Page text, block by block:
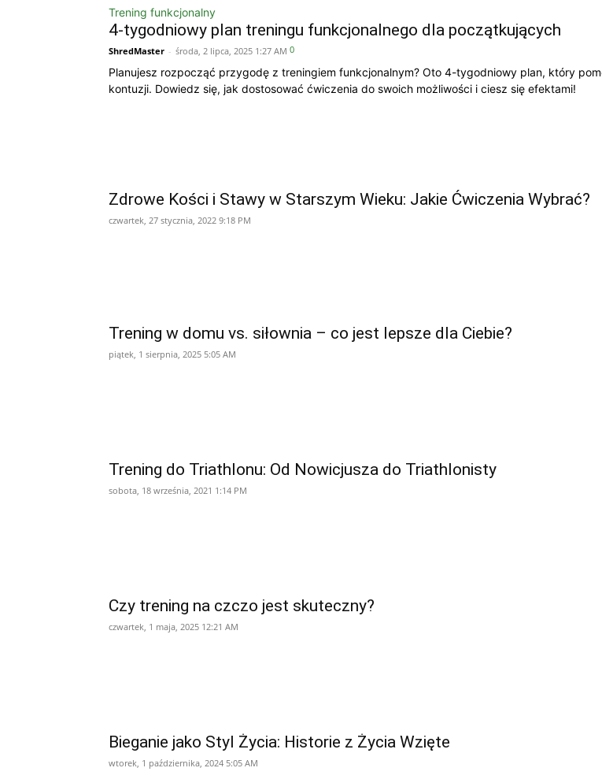
Trening funkcjonalny
4-tygodniowy plan treningu funkcjonalnego dla początkujących
ShredMaster - środa, 2 lipca, 2025 1:27 AM 0
Planujesz rozpocząć przygodę z treningiem funkcjonalnym? Oto 4-tygodniowy plan, który
kontuzji. Dowiedz się, jak dostosować ćwiczenia do swoich możliwości i ciesz się efektami!
Zdrowe Kości i Stawy w Starszym Wieku: Jakie Ćwiczenia Wybrać?
czwartek, 27 stycznia, 2022 9:18 PM
Trening w domu vs. siłownia – co jest lepsze dla Ciebie?
piątek, 1 sierpnia, 2025 5:05 AM
Trening do Triathlonu: Od Nowicjusza do Triathlonisty
sobota, 18 września, 2021 1:14 PM
Czy trening na czczo jest skuteczny?
czwartek, 1 maja, 2025 12:21 AM
Bieganie jako Styl Życia: Historie z Życia Wzięte
wtorek, 1 października, 2024 5:05 AM